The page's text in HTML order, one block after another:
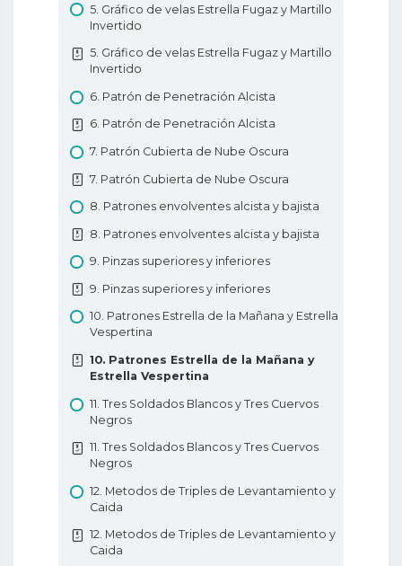
7. Tipos de pedidos de Forex
7. Tipos de pedidos de Forex
12. Líneas de tendencia
Educación Básica de Forex
5. Gráfico de velas Estrella Fugaz y Martillo
Invertido
5. Gráfico de velas Estrella Fugaz y Martillo
Invertido
6. Patrón de Penetración Alcista
6. Patrón de Penetración Alcista
7. Patrón Cubierta de Nube Oscura
7. Patrón Cubierta de Nube Oscura
8. Patrones envolventes alcista y bajista
8. Patrones envolventes alcista y bajista
9. Pinzas superiores y inferiores
9. Pinzas superiores y inferiores
10. Patrones Estrella de la Mañana y Estrella
Vespertina
10. Patrones Estrella de la Mañana y
Estrella Vespertina
11. Tres Soldados Blancos y Tres Cuervos
Negros
11. Tres Soldados Blancos y Tres Cuervos
Negros
12. Metodos de Triples de Levantamiento y
Caida
12. Metodos de Triples de Levantamiento y
Caida